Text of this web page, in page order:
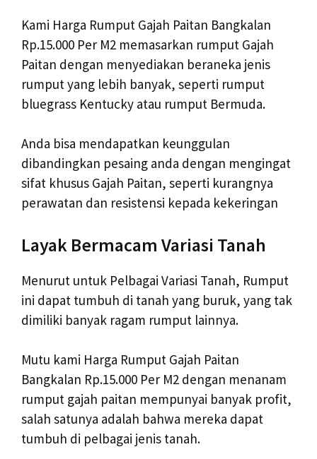
Kami Harga Rumput Gajah Paitan Bangkalan
Rp.15.000 Per M2 memasarkan rumput Gajah
Paitan dengan menyediakan beraneka jenis
rumput yang lebih banyak, seperti rumput
bluegrass Kentucky atau rumput Bermuda.
Anda bisa mendapatkan keunggulan
dibandingkan pesaing anda dengan mengingat
sifat khusus Gajah Paitan, seperti kurangnya
perawatan dan resistensi kepada kekeringan
Layak Bermacam Variasi Tanah
Menurut untuk Pelbagai Variasi Tanah, Rumput
ini dapat tumbuh di tanah yang buruk, yang tak
dimiliki banyak ragam rumput lainnya.
Mutu kami Harga Rumput Gajah Paitan
Bangkalan Rp.15.000 Per M2 dengan menanam
rumput gajah paitan mempunyai banyak profit,
salah satunya adalah bahwa mereka dapat
tumbuh di pelbagai jenis tanah.